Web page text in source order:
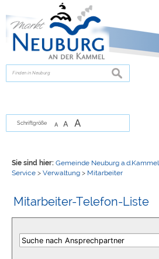
zur Navigationoder
suchen
Schriftgröße A A A
Sie sind hier: Gemeinde Neuburg a.d.Kammel
Service> Verwaltung> Mitarbeiter
Mitarbeiter-Telefon-Liste